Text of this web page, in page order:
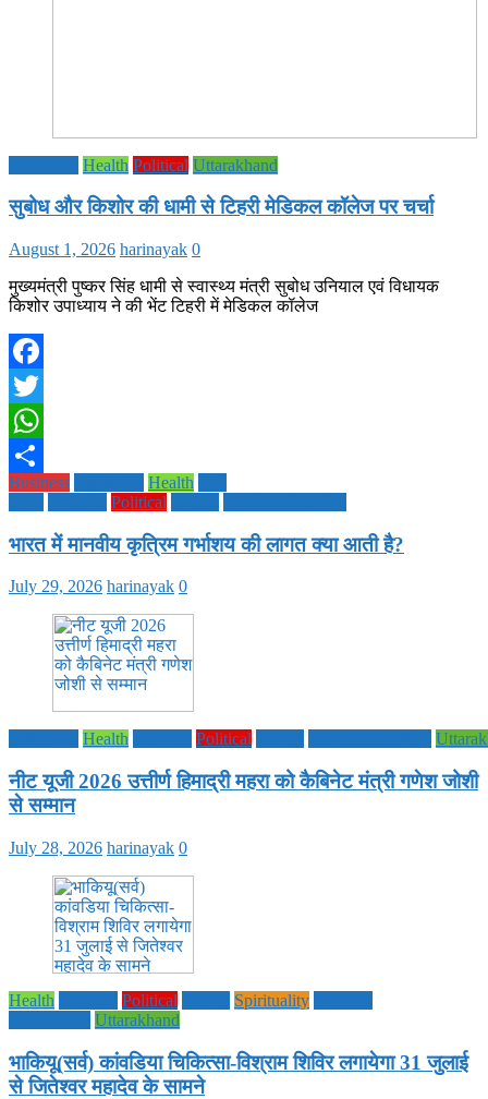
Health Political Uttarakhand
सुबोध और किशोर की धामी से टिहरी मेडिकल कॉलेज पर चर्चा
August 1, 2026 harinayak 0
मुख्यमंत्री पुष्कर सिंह धामी से स्वास्थ्य मंत्री सुबोध उनियाल एवं विधायक
किशोर उपाध्याय ने की भेंट टिहरी में मेडिकल कॉलेज
Facebook
Twitter
WhatsApp
Share
Business Health
Political
भारत में मानवीय कृत्रिम गर्भाशय की लागत क्या आती है?
July 29, 2026 harinayak 0
Health Political
नीट यूजी 2026 उत्तीर्ण हिमाद्री महरा को कैबिनेट मंत्री गणेश जोशी
से सम्मान
July 28, 2026 harinayak 0
Health Political Spirituality
Uttarakhand
भाकियू(सर्व) कांवडिया चिकित्सा-विश्राम शिविर लगायेगा 31 जुलाई
से जितेश्वर महादेव के सामने